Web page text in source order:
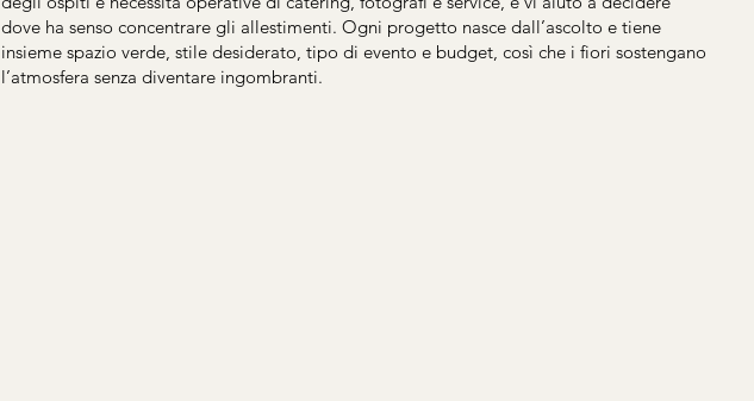
dove ha senso concentrare gli allestimenti. Ogni progetto nasce dall’ascolto e tiene
insieme spazio verde, stile desiderato, tipo di evento e budget, così che i fiori sostengano
l’atmosfera senza diventare ingombranti.